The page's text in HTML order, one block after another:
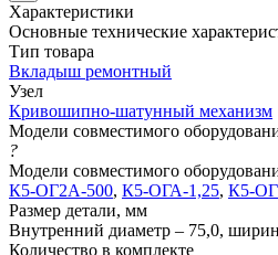
Характеристики
Основные технические
Тип товара
Вкладыш ремонтный
Узел
Кривошипно-шатунный механизм
Модели совместимого
?
Модели совместимого
К5-ОГ2А-500, К5-ОГА-1,25, К5-
Размер детали, мм
Внутренний диаметр – 75,0,
Количество в комплекте